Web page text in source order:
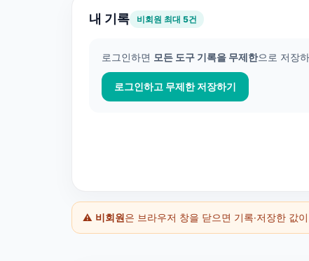
내 기록 비회원 최대 5건
로그인하면 모든 도구 기록을 무제한으로 저장
로그인하고 무제한 저장하기
⚠️ 비회원 은 브라우저 창을 닫으면 기록·저장한 값이